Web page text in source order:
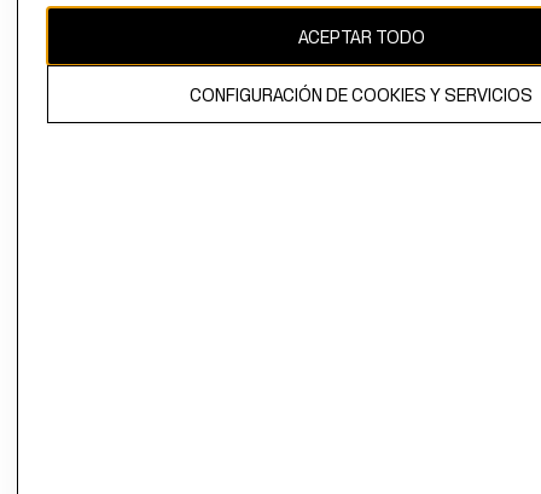
CAMBIAR REGIÓN
El contenido de esta página web está protegido por copyright y es
ACEPTAR TODO
CONFIGURACIÓN DE COOKIES Y SERVICIOS